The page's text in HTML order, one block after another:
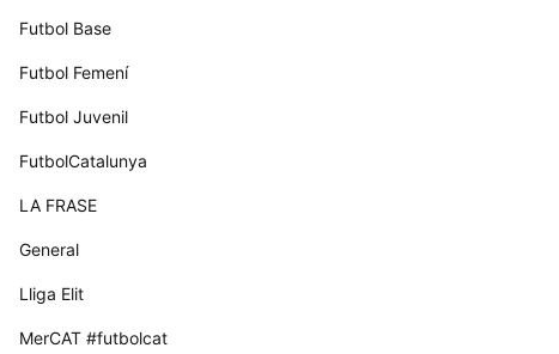
Futbol Base
Futbol Femení
Futbol Juvenil
FutbolCatalunya
LA FRASE
General
Lliga Elit
MerCAT #futbolcat